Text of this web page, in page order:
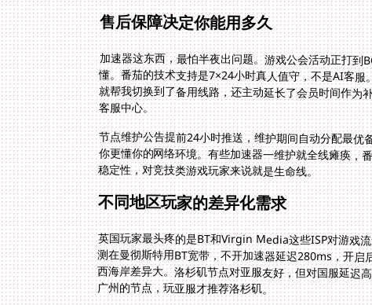
售后保障决定你能用多久
加速器这东西，最怕半夜出问题。游戏公会活动正打到
懂。番茄的技术支持是7×24小时真人值守，不是AI客服
就帮我切换到了备用线路，还主动延长了会员时间作为
客服中心。
节点维护公告提前24小时推送，维护期间自动分配最
你更懂你的网络环境。有些加速器一维护就全线瘫痪
稳定性，对竞技类游戏玩家来说就是生命线。
不同地区玩家的差异化需求
英国玩家最头疼的是BT和Virgin Media这些ISP对游戏
测在曼彻斯特用BT宽带，不开加速器延迟280ms，开
西海岸差异大。洛杉矶节点对亚服友好，但对国服延
广州的节点，玩亚服才推荐洛杉矶。